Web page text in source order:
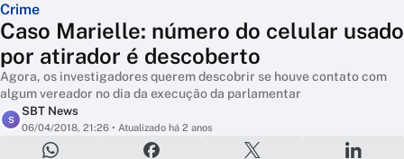
Crime
Caso Marielle: número do celular usado
por atirador é descoberto
Agora, os investigadores querem descobrir se houve contato com
algum vereador no dia da execução da parlamentar
S
SBT News
06/04/2018, 21:26 • Atualizado há 2 anos